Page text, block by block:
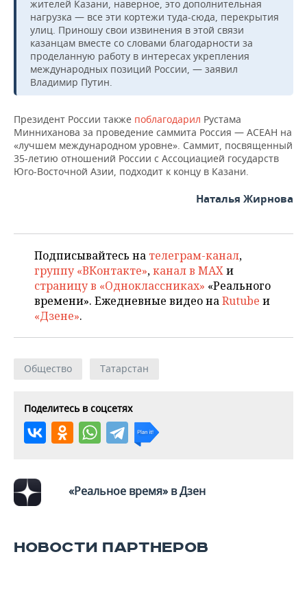
ХОККЕЙ С МЯЧОМ
ПРОИСШЕСТВИЯ
жителей Казани, наверное, это дополнительная
нагрузка — все эти кортежи туда-сюда, перекрытия
улиц. Приношу свои извинения в этой связи
казанцам вместе со словами благодарности за
проделанную работу в интересах укрепления
международных позиций России, — заявил
Владимир Путин.
Президент России также поблагодарил Рустама
Минниханова за проведение саммита Россия — АСЕАН на
«лучшем международном уровне». Саммит, посвященный
35-летию отношений России с Ассоциацией государств
Юго-Восточной Азии, подходит к концу в Казани.
Наталья Жирнова
Подписывайтесь на телеграм-канал,
группу «ВКонтакте»,канал в MAXи
страницу в «Одноклассниках» «Реального
времени». Ежедневные видео наRutube и
«Дзене».
Общество Татарстан
Поделитесь в соцсетях
«Реальное время» в Дзен
НОВОСТИ ПАРТНЕРОВ